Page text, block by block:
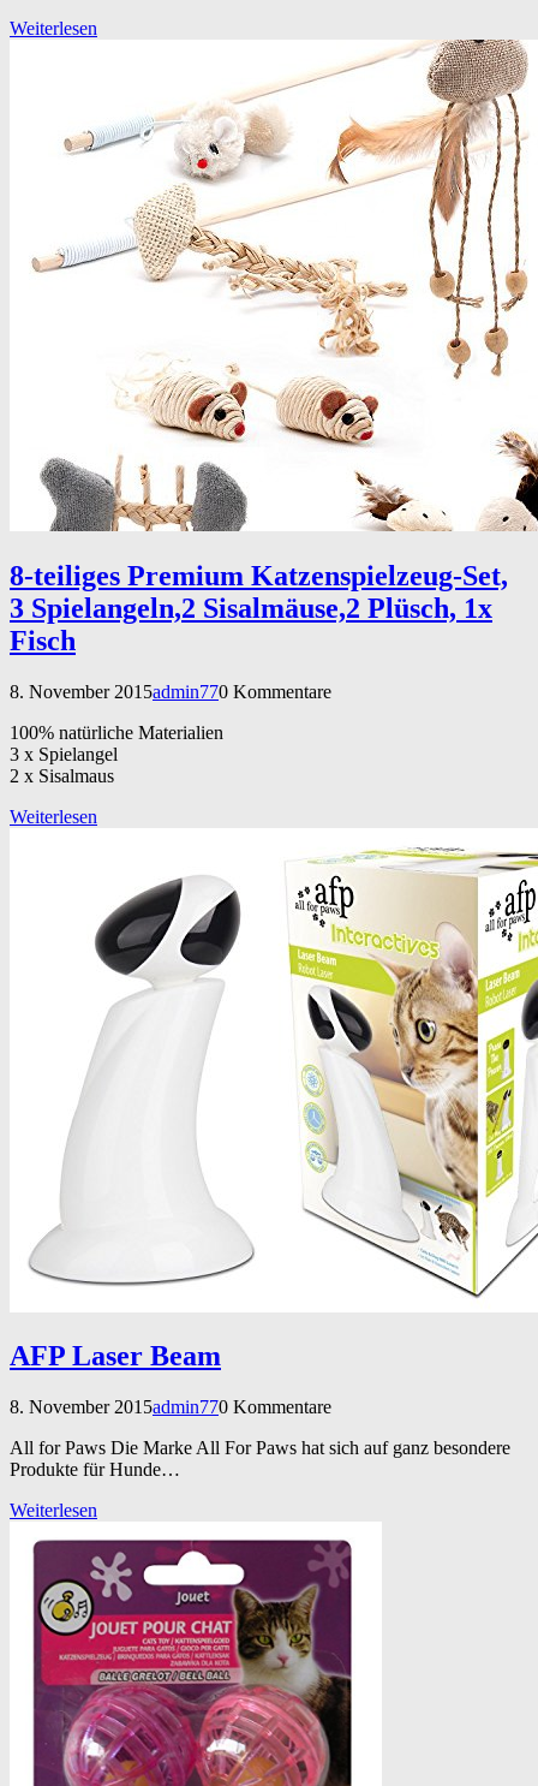
Weiterlesen
8-teiliges Premium Katzenspielzeug-Set,
3 Spielangeln,2 Sisalmäuse,2 Plüsch, 1x
Fisch
8. November 2015admin770 Kommentare
100% natürliche Materialien
3 x Spielangel
2 x Sisalmaus
Weiterlesen
AFP Laser Beam
8. November 2015admin770 Kommentare
All for Paws Die Marke All For Paws hat sich auf ganz besondere
Produkte für Hunde…
Weiterlesen